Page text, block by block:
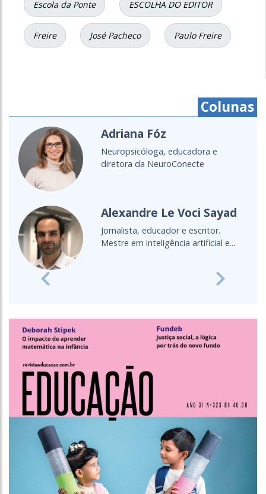
Escola da Ponte ESCOLHA DO EDITOR
Freire José Pacheco Paulo Freire
Colunas
Cristine Takuá
É do povo Maxacali, filósofa,
educadora, aprendiz de parteira.
Cultura Oceânica
Entenda a importância de levar o
oceano para a sala de aula
Previous Next